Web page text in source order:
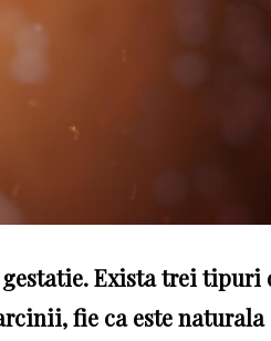
Exista trei tipuri
fie ca este naturala